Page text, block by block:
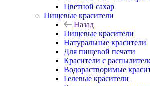
Цветной сахар
Пищевые красители
Назад
Пищевые красители
Натуральные красители
Для пищевой печати
Красители с
Водорастворимые
Гелевые красители